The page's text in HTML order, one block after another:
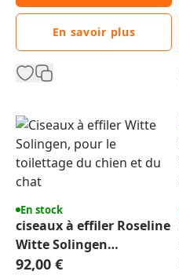
En savoir plus
En stock
ciseaux à effiler Roseline
Witte Solingen
toilettage du chien et
92,00 €